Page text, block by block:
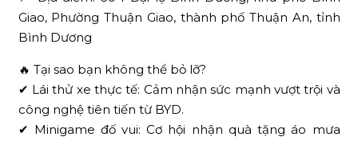
Giao, Phường Thuận Giao, thành phố Thuận An, tỉnh
Bình Dương
🔥 Tại sao bạn không thể bỏ lỡ?
✔ Lái thử xe thực tế: Cảm nhận sức mạnh vượt trội và
công nghệ tiên tiến từ BYD.
✔ Minigame đố vui: Cơ hội nhận quà tặng áo mưa